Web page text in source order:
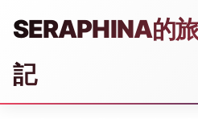
SERAPHINA的
記